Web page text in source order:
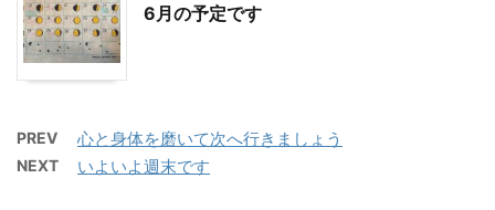
6月の予定です
PREV 心と身体を磨いて次へ行きましょう
NEXT いよいよ週末です